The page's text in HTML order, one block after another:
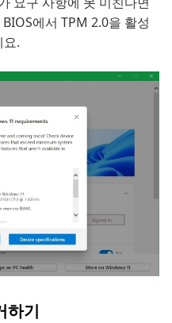
에서 TPM 2.0을 활성
요.
하기